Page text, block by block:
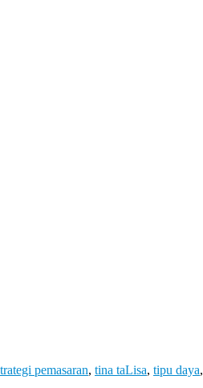
pemasaran, tina taLisa, tipu daya,